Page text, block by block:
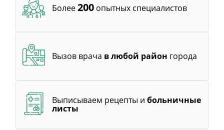
Более200 опытных специалистов
Вызов врача в любой район города
Выписываем рецепты и больничные
листы